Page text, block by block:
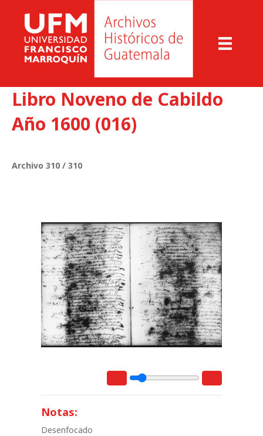
Libro Noveno de Cabildo
Año 1600 (016)
Archivo 310 / 310
Notas:
Desenfocado